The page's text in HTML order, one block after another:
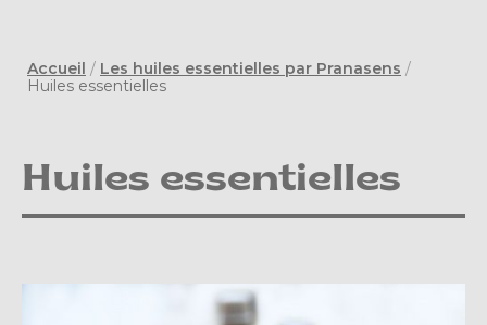
Accueil / Les huiles essentielles par Pranasens /
Huiles essentielles
Huiles essentielles